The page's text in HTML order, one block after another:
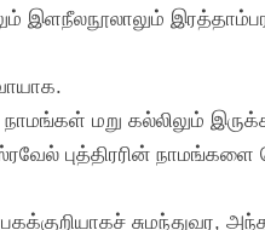
இளநீலநூலாலும்
மறு கல்லிலும்
புத்திரரின் நாமங்களை
சுமந்துவர,